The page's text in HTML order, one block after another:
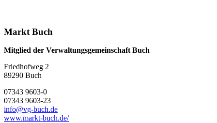
Markt Buch
Mitglied der Verwaltungsgemeinschaft Buch
Friedhofweg 2
89290 Buch
07343 9603-0
07343 9603-23
info@vg-buch.de
www.markt-buch.de/